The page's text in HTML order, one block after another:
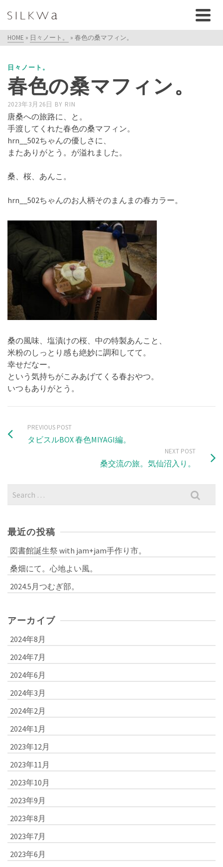
HOME » 日々ノート。 » 春色の桑マフィン。
日々ノート。
春色の桑マフィン。
2023年3月26日 BY RIN
唐桑への旅路に、と。
手渡してくれた春色の桑マフィン。
hrn__502ちゃんの優しさに、
またありがとう。が溢れました。
桑、桜、あんこ。
hrn__502ちゃんのお人柄そのまんまの春カラー。
桑の風味、塩漬けの桜、中の特製あんこと、
米粉のしっとり感も絶妙に調和してて。
幸せだなー。
という気持ちがこみあげてくる春おやつ。
いつもありがとう。
PREVIOUS POST
タビスルBOX 春色MIYAGI編。
NEXT POST
桑交流の旅。気仙沼入り。
Search
最近の投稿
図書館誕生祭 with jam+jam手作り市。
桑畑にて。心地よい風。
2024.5月つむぎ部。
アーカイブ
2024年8月
2024年7月
2024年6月
2024年3月
2024年2月
2024年1月
2023年12月
2023年11月
2023年10月
2023年9月
2023年8月
2023年7月
2023年6月